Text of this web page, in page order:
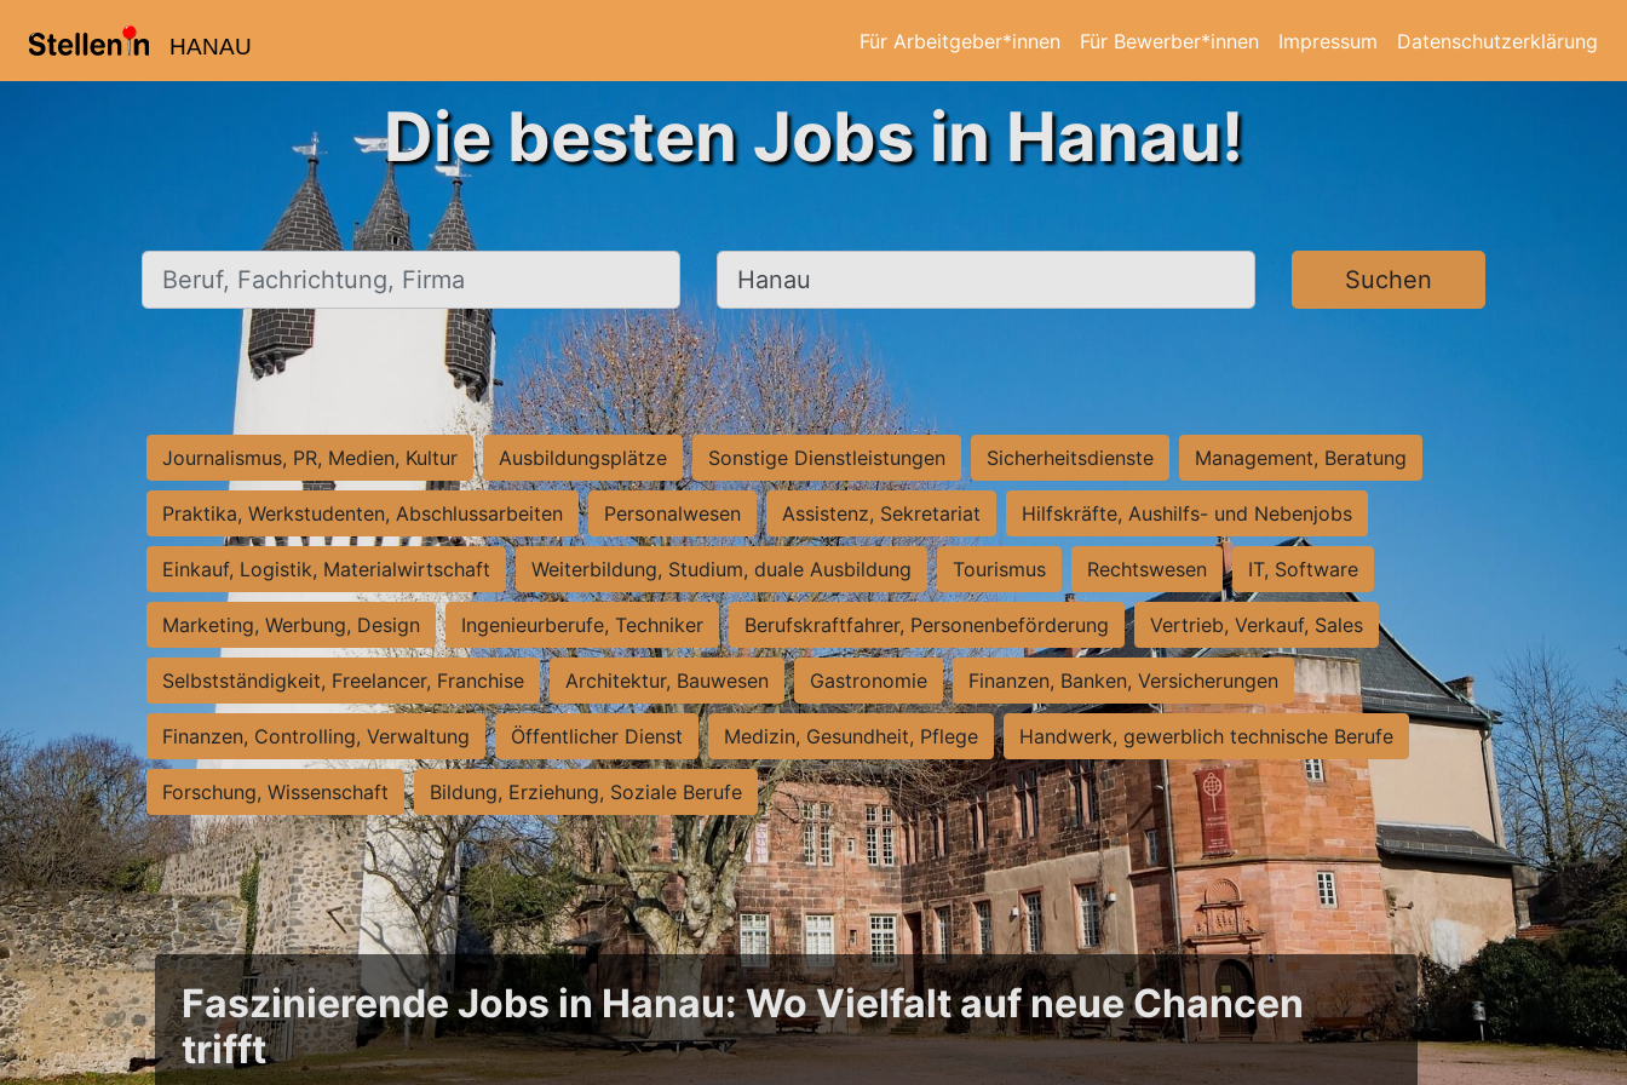
HANAU Für Arbeitgeber*innen Für Bewerber*innen Impressum Datenschutzerklärung
Die besten Jobs in Hanau!
Beruf, Fachrichtung, Firma Ort, Stadt Suchen
Journalismus, PR, Medien, Kultur Ausbildungsplätze Sonstige Dienstleistungen Sicherheitsdienste Management, Beratung
Praktika, Werkstudenten, Abschlussarbeiten Personalwesen Assistenz, Sekretariat Hilfskräfte, Aushilfs- und Nebenjobs
Einkauf, Logistik, Materialwirtschaft Weiterbildung, Studium, duale Ausbildung Tourismus Rechtswesen IT, Software
Marketing, Werbung, Design Ingenieurberufe, Techniker Berufskraftfahrer, Personenbeförderung Vertrieb, Verkauf, Sales
Selbstständigkeit, Freelancer, Franchise Architektur, Bauwesen Gastronomie Finanzen, Banken, Versicherungen
Finanzen, Controlling, Verwaltung Öffentlicher Dienst Medizin, Gesundheit, Pflege Handwerk, gewerblich technische Berufe
Forschung, Wissenschaft Bildung, Erziehung, Soziale Berufe
Faszinierende Jobs in Hanau: Wo Vielfalt auf neue Chancen
trifft